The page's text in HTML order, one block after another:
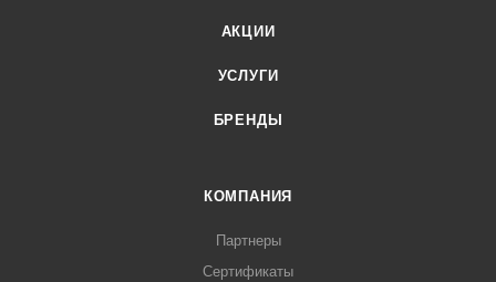
АКЦИИ
УСЛУГИ
БРЕНДЫ
КОМПАНИЯ
Партнеры
Сертификаты